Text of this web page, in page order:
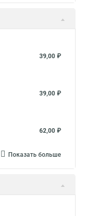
39,00 ₽
39,00 ₽
62,00 ₽
Показать больше